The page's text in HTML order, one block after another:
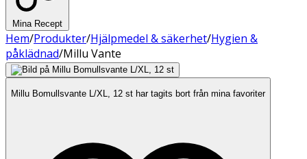
Mina Recept
Hem/Produkter/Hjälpmedel & säkerhet/Hygien &
påklädnad/Millu Vante
Millu Bomullsvante L/XL, 12 st har tagits bort från mina favoriter